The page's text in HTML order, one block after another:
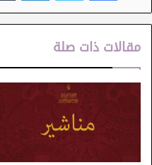
مقالات ذات صلة